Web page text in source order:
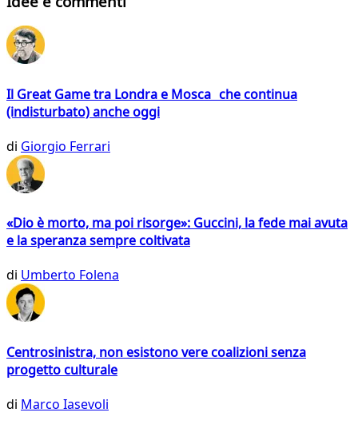
Il Great Game tra Londra e Mosca che continua
(indisturbato) anche oggi
di Giorgio Ferrari
«Dio è morto, ma poi risorge»: Guccini, la fede mai avuta
e la speranza sempre coltivata
di Umberto Folena
Centrosinistra, non esistono vere coalizioni senza
progetto culturale
di Marco Iasevoli